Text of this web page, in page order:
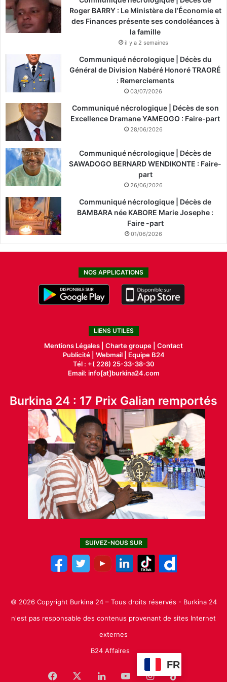
Roger BARRY : Le Ministère de l’Économie et
des Finances présente ses condoléances à
la famille
il y a 2 semaines
Communiqué nécrologique | Décès du
Général de Division Nabéré Honoré TRAORÉ
: Remerciements
03/07/2026
Communiqué nécrologique | Décès de son
Excellence Dramane YAMEOGO : Faire-part
28/06/2026
Communiqué nécrologique | Décès de
SAWADOGO BERNARD WENDIKONTE : Faire-
part
26/06/2026
Communiqué nécrologique | Décès de
BAMBARA née KABORE Marie Josephe :
Faire -part
01/06/2026
NOS APPLICATIONS
LIENS UTILES
Mentions Légales | Charte groupe | Contact
Publicité| Webmail |
Equipe B24
Tél : +( 226) 25-33-38-30
Email: info[at]burkina24.com
Burkina 24 : 17 Prix Galian remportés
SUIVEZ-NOUS SUR
© 2026 Copyright Burkina 24 – Tous droits réservés - Burkina 24
n'est pas responsable des contenus provenant de sites Internet
externes
B24 Affaires
FR
Facebook LinkedinYouTubeInstagram
TikTok